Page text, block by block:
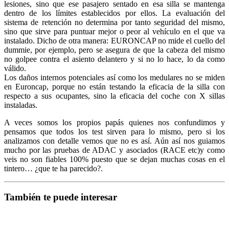
lesiones, sino que ese pasajero sentado en esa silla se mantenga
dentro de los límites establecidos por ellos. La evaluación del
sistema de retención no determina por tanto seguridad del mismo,
sino que sirve para puntuar mejor o peor al vehículo en el que va
instalado. Dicho de otra manera: EURONCAP no mide el cuello del
dummie, por ejemplo, pero se asegura de que la cabeza del mismo
no golpee contra el asiento delantero y si no lo hace, lo da como
válido.
Los daños internos potenciales así como los medulares no se miden
en Euroncap, porque no están testando la eficacia de la silla con
respecto a sus ocupantes, sino la eficacia del coche con X sillas
instaladas.
A veces somos los propios papás quienes nos confundimos y
pensamos que todos los test sirven para lo mismo, pero si los
analizamos con detalle vemos que no es así. Aún así nos guiamos
mucho por las pruebas de ADAC y asociados (RACE etc)y como
veis no son fiables 100% puesto que se dejan muchas cosas en el
tintero… ¿que te ha parecido?.
También te puede interesar